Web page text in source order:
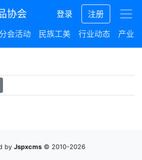
协会 登录
注册
分会活动 民族工美 行业动态 产业
by Jspxcms © 2010-2026